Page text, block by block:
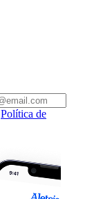
Política de